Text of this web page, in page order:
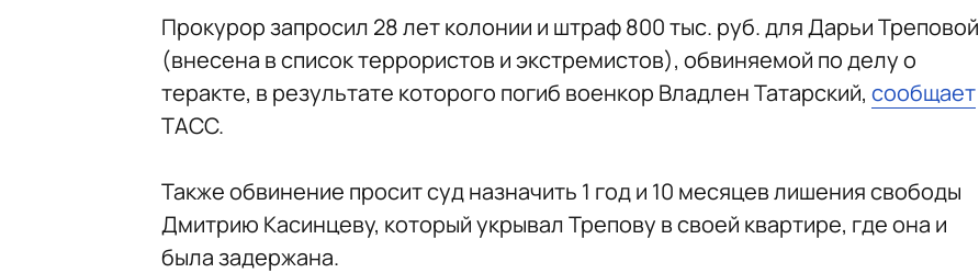
Прокурор запросил 28 лет колонии и штраф 800 тыс. руб. для Дарьи Треповой
(внесена в список террористов и экстремистов), обвиняемой по делу о
теракте, в результате которого погиб военкор Владлен Татарский, сообщает
ТАСС.
Также обвинение просит суд назначить 1 год и 10 месяцев лишения свободы
Дмитрию Касинцеву, который укрывал Трепову в своей квартире, где она и
была задержана.